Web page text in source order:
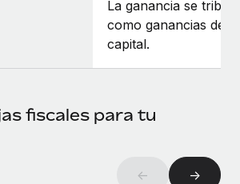
La ganancia se tributa
como ganancias de
capital.
fiscales para tu
← →